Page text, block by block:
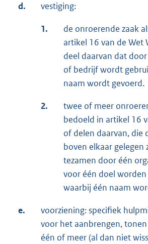
d. vestiging:
1.
de onroerende zaak
artikel 16 van de Wet
deel daarvan dat
of bedrijf wordt
naam wordt gevoerd.
2.
twee of meer
bedoeld in artikel 16
of delen daarvan, die
boven elkaar gelegen
tezamen door één
voor één doel
waarbij één naam
e.
voorziening: specifiek
voor het aanbrengen,
één of meer (al dan niet